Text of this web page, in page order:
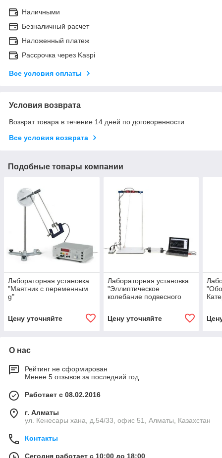
Наличными
Безналичный расчет
Наложенный платеж
Рассрочка через Kaspi
Все условия оплаты
Условия возврата
Возврат товара в течение 14 дней по договоренности
Все условия возврата
Подобные товары компании
Лабораторная установка
"Маятник с переменным
g"
Цену уточняйте
Лабораторная установка
"Эллиптическое
колебание подвесного
Цену уточняйте
О нас
Рейтинг не сформирован
Менее 5 отзывов за последний год
Работает с 08.02.2016
г. Алматы
ул. Кенесары хана, д.54/33, офис 51, Алматы, Казахстан
Контакты
Сегодня работает с 10:00 до 18:00